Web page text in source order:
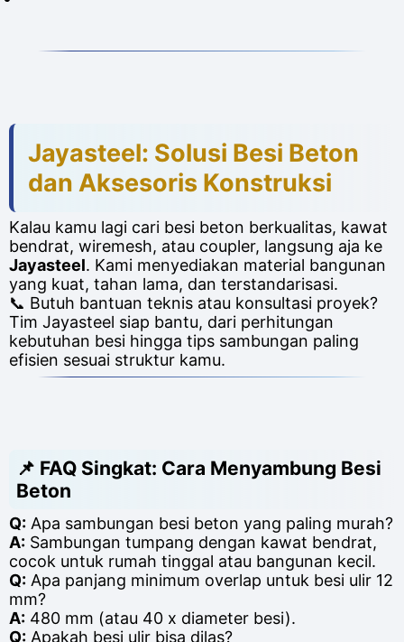
Jayasteel: Solusi Besi Beton
dan Aksesoris Konstruksi
Kalau kamu lagi cari besi beton berkualitas, kawat
bendrat, wiremesh, atau coupler, langsung aja ke
Jayasteel. Kami menyediakan material bangunan
yang kuat, tahan lama, dan terstandarisasi.
📞 Butuh bantuan teknis atau konsultasi proyek?
Tim Jayasteel siap bantu, dari perhitungan
kebutuhan besi hingga tips sambungan paling
efisien sesuai struktur kamu.
📌 FAQ Singkat: Cara Menyambung Besi
Beton
Q: Apa sambungan besi beton yang paling murah?
A: Sambungan tumpang dengan kawat bendrat,
cocok untuk rumah tinggal atau bangunan kecil.
Q: Apa panjang minimum overlap untuk besi ulir 12
mm?
A: 480 mm (atau 40 x diameter besi).
Q: Apakah besi ulir bisa dilas?